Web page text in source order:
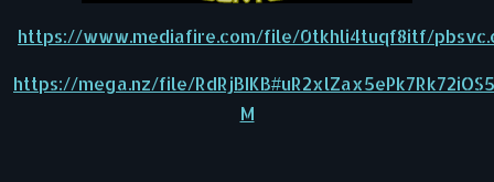
https://www.mediafire.com/file/0tkhli4tuqf8itf/
https://mega.nz/file/
M